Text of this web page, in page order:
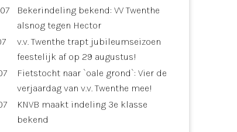
Bekerindeling bekend: VV Twenthe
alsnog tegen Hector
v.v. Twenthe trapt jubileumseizoen
feestelijk af op 29 augustus!
Fietstocht naar `oale grond`: Vier de
verjaardag van v.v. Twenthe mee!
KNVB maakt indeling 3e klasse
bekend